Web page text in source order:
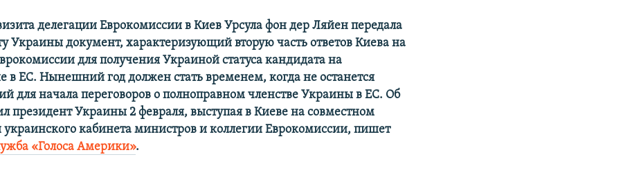
делегации Еврокомиссии в Киев Урсула фон дер Ляйен передала
Украины документ, характеризующий вторую часть ответов Киева на
для получения Украиной статуса кандидата на
в ЕС. Нынешний год должен стать временем, когда не останется
для начала переговоров о полноправном членстве Украины в ЕС. Об
президент Украины 2 февраля, выступая в Киеве на совместном
украинского кабинета министров и коллегии Еврокомиссии, пишет
«Голоса Америки».